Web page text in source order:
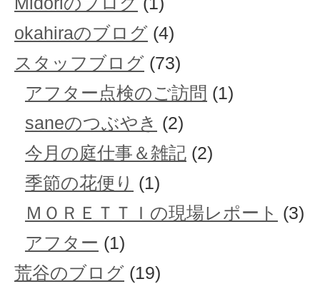
okahiraのブログ (4)
スタッフブログ (73)
アフター点検のご訪問 (1)
saneのつぶやき (2)
今月の庭仕事＆雑記 (2)
季節の花便り (1)
ＭＯＲＥＴＴＩの現場レポート (3)
アフター (1)
荒谷のブログ (19)